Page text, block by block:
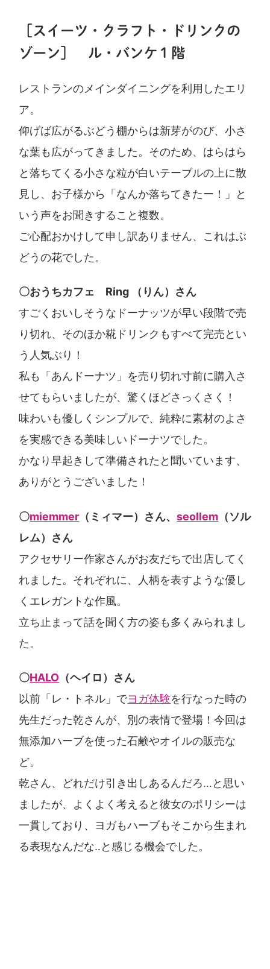
［スイーツ・クラフト・ドリンクの
ゾーン］ ル・バンケ１階
レストランのメインダイニングを利用したエリ
ア。
仰げば広がるぶどう棚からは新芽がのび、小さ
な葉も広がってきました。そのため、はらはら
と落ちてくる小さな粒が白いテーブルの上に散
見し、お子様から「なんか落ちてきたー！」と
いう声をお聞きすること複数。
ご心配おかけして申し訳ありません、これはぶ
どうの花でした。
〇おうちカフェ Ring （りん）さん
すごくおいしそうなドーナッツが早い段階で売
り切れ、そのほか糀ドリンクもすべて完売とい
う人気ぶり！
私も「あんドーナツ」を売り切れ寸前に購入さ
せてもらいましたが、驚くほどさっくさく！
味わいも優しくシンプルで、純粋に素材のよさ
を実感できる美味しいドーナツでした。
かなり早起きして準備されたと聞いています、
ありがとうございました！
〇miemmer （ミィマー）さん、seollem （ソル
レム）さん
アクセサリー作家さんがお友だちで出店してく
れました。それぞれに、人柄を表すような優し
くエレガントな作風。
立ち止まって話を聞く方の姿も多くみられまし
た。
〇HALO （ヘイロ）さん
以前「レ・トネル」でヨガ体験を行なった時の
先生だった乾さんが、別の表情で登場！今回は
無添加ハーブを使った石鹸やオイルの販売な
ど。
乾さん、どれだけ引き出しあるんだろ…と思い
ましたが、よくよく考えると彼女のポリシーは
一貫しており、ヨガもハーブもそこから生まれ
る表現なんだな‥と感じる機会でした。